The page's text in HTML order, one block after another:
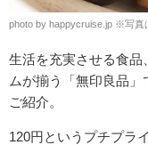
photo by happycruise.jp ※写真
生活を充実させる食品
ムが揃う「無印良品
ご紹介。
120円というプチプラ